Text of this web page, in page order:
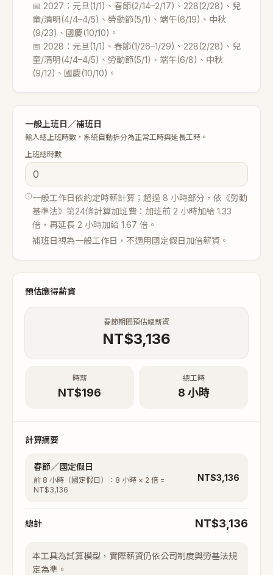
📅 2027：元旦(1/1)、春節(2/14–2/17)、228(2/28)、兒
童/清明(4/4–4/5)、勞動節(5/1)、端午(6/19)、中秋
(9/23)、國慶(10/10)。
📅 2028：元旦(1/1)、春節(1/26–1/29)、228(2/28)、兒
童/清明(4/4–4/5)、勞動節(5/1)、端午(6/8)、中秋
(9/12)、國慶(10/10)。
一般上班日／補班日
輸入總上班時數，系統自動拆分為正常工時與延長工時。
上班總時數
一般工作日依約定時薪計算；超過 8 小時部分，依《勞動
基準法》第24條計算加班費：加班前 2 小時加給 1.33
倍，再延長 2 小時加給 1.67 倍。
補班日視為一般工作日，不適用國定假日加倍薪資。
預估應得薪資
春節期間預估總薪資
NT$3,136
時薪
NT$196
總工時
8 小時
計算摘要
春節／國定假日
前 8 小時（國定假日） ： 8 小時 × 2 倍 =
NT$3,136
NT$3,136
總計 NT$3,136
本工具為試算模型，實際薪資仍依公司制度與勞基法規
定為準。